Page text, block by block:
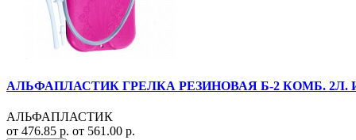
АЛЬФАПЛАСТИК ГРЕЛКА РЕЗИНОВАЯ Б-2 КОМБ. 2Л.
АЛЬФАПЛАСТИК
от 476.85 р. от 561.00 р.